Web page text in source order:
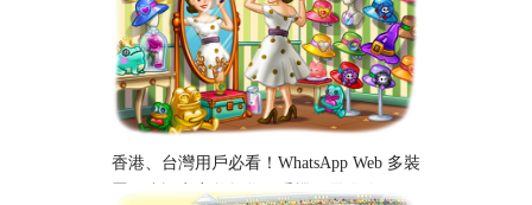
香港、台灣用戶必看！WhatsApp Web 多裝
置同步設定完整教學｜手機、電腦跨平台